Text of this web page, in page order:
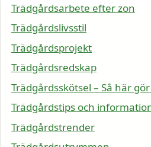
Trädgårdsarbete efter zon
Trädgårdslivsstil
Trädgårdsprojekt
Trädgårdsredskap
Trädgårdsskötsel – Så här
Trädgårdstips och
Trädgårdstrender